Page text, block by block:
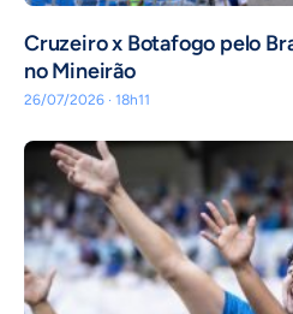
Cruzeiro x Botafogo pelo
no Mineirão
26/07/2026 · 18h11